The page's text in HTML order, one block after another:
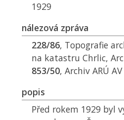
1929
nálezová zpráva
228/86, Topografie
na katastru Chrlic,
853/50, Archiv ARÚ AV
popis
Před rokem 1929 byl